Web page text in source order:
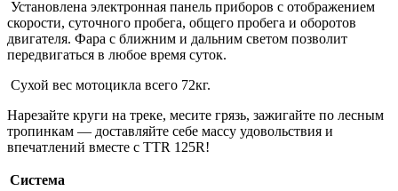
Установлена электронная панель приборов с отображением
скорости, суточного пробега, общего пробега и оборотов
двигателя. Фара с ближним и дальним светом позволит
передвигаться в любое время суток.
Сухой вес мотоцикла всего 72кг.
Нарезайте круги на треке, месите грязь, зажигайте по лесным
тропинкам — доставляйте себе массу удовольствия и
впечатлений вместе с ТТR 125R!
Система